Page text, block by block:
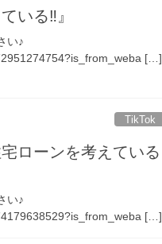
いる‼︎』
い♪
[…]
TikTok
ローンを考えている
い♪
[…]